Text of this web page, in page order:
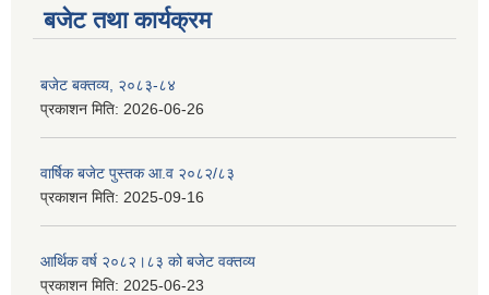
बजेट तथा कार्यक्रम
बजेट बक्तव्य, २०८३-८४
प्रकाशन मिति: 2026-06-26
वार्षिक बजेट पुस्तक आ.व २०८२/८३
प्रकाशन मिति: 2025-09-16
आर्थिक वर्ष २०८२।८३ को बजेट वक्तव्य
प्रकाशन मिति: 2025-06-23